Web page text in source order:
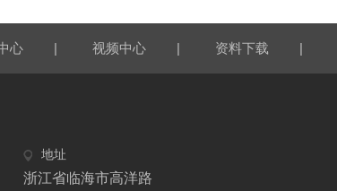
心 | 视频中心 | 资料下载 |
地址
浙江省临海市高洋路